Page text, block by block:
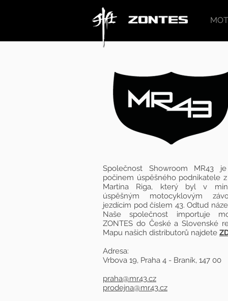
Společnost Showroom MR43
počinem úspěšného podnikatele
Martina Riga, který byl v
úspěšným motocyklovým
jezdícím pod číslem 43. Odtud
Naše společnost importuje
ZONTES do České a Slovenské
Mapu našich distributorů najdete
Adresa:
Vrbova 19, Praha 4 - Braník, 147 00
praha@mr43.cz
prodejna@mr43.cz